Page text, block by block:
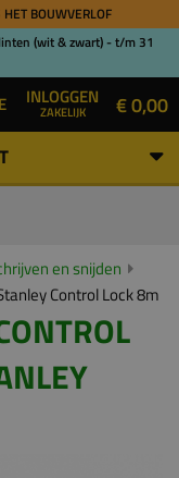
BOUWVERLOF
(wit & zwart) - t/m 31
INLOGGEN
ZAKELIJK € 0,00
en snijden
Control Lock 8m